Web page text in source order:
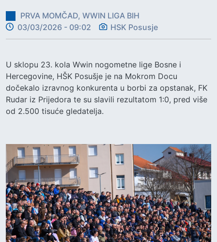
PRVA MOMČAD, WWIN LIGA BIH
03/03/2026 - 09:02
HSK Posusje
U sklopu 23. kola Wwin nogometne lige Bosne i
Hercegovine, HŠK Posušje je na Mokrom Docu
dočekalo izravnog konkurenta u borbi za opstanak, FK
Rudar iz Prijedora te su slavili rezultatom 1:0, pred više
od 2.500 tisuće gledatelja.